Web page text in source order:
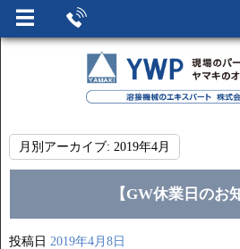
月別アーカイブ: 2019年4月
【GW休業日のお
投稿日 2019年4月8日